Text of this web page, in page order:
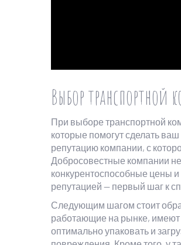
Выбор транспортной
При выборе транспортной
которые помогут сделать
репутацию компании, с
Добросовестные компании
конкурентоспособные цены
репутацией — первый шаг к
Следующим шагом стоит
работающие на рынке, имеют
оптимально упаковать и